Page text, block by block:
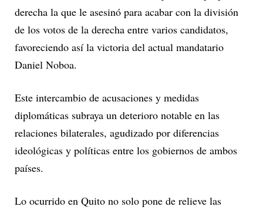
derecha la que le asesinó para acabar con la división
de los votos de la derecha entre varios candidatos,
favoreciendo así la victoria del actual mandatario
Daniel Noboa.
Este intercambio de acusaciones y medidas
diplomáticas subraya un deterioro notable en las
relaciones bilaterales, agudizado por diferencias
ideológicas y políticas entre los gobiernos de ambos
países.
Lo ocurrido en Quito no solo pone de relieve las